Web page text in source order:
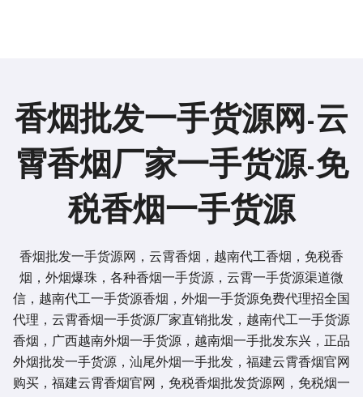
香烟批发一手货源网-云
霄香烟厂家一手货源-免
税香烟一手货源
香烟批发一手货源网，云霄香烟，越南代工香烟，免税香
烟，外烟爆珠，各种香烟一手货源，云霄一手货源渠道微
信，越南代工一手货源香烟，外烟一手货源免费代理招全国
代理，云霄香烟一手货源厂家直销批发，越南代工一手货源
香烟，广西越南外烟一手货源，越南烟一手批发东兴，正品
外烟批发一手货源，汕尾外烟一手批发，福建云霄香烟官网
购买，福建云霄香烟官网，免税香烟批发货源网，免税烟一